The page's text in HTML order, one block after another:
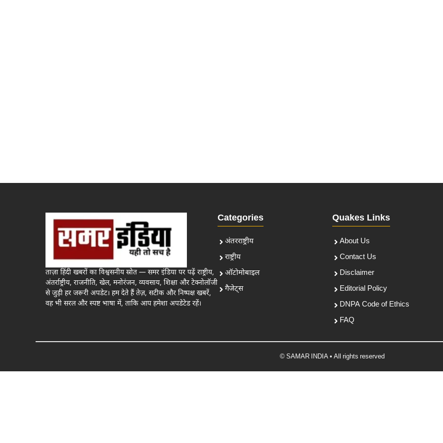
ताज़ा हिंदी खबरों का विश्वसनीय स्रोत — समर इंडिया पर पढ़ें राष्ट्रीय,
अंतर्राष्ट्रीय, राजनीति, खेल, मनोरंजन, व्यवसाय, शिक्षा और टेक्नोलॉजी
से जुड़ी हर जरूरी अपडेट। हम देते हैं तेज़, सटीक और निष्पक्ष खबरें,
वह भी सरल और स्पष्ट भाषा में, ताकि आप हमेशा अपडेटेड रहें।
Categories
अंतरराष्ट्रीय
राष्ट्रीय
ऑटोमोबाइल
गैजेट्स
Quakes Links
About Us
Contact Us
Disclaimer
Editorial Policy
DNPA Code of Ethics
FAQ
© SAMAR INDIA • All rights reserved